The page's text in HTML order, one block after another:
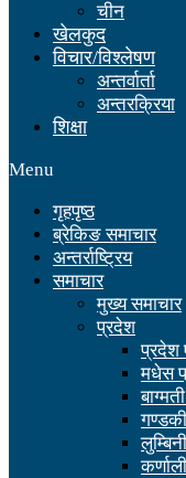
चीन
खेलकुद
विचार/विश्लेषण
अन्तर्वार्ता
अन्तरक्रिया
शिक्षा
Menu
गृहपृष्ठ
ब्रेकिङ समाचार
अन्तर्राष्ट्रिय
समाचार
मुख्य समाचार
प्रदेश
प्रदेश
मधेस